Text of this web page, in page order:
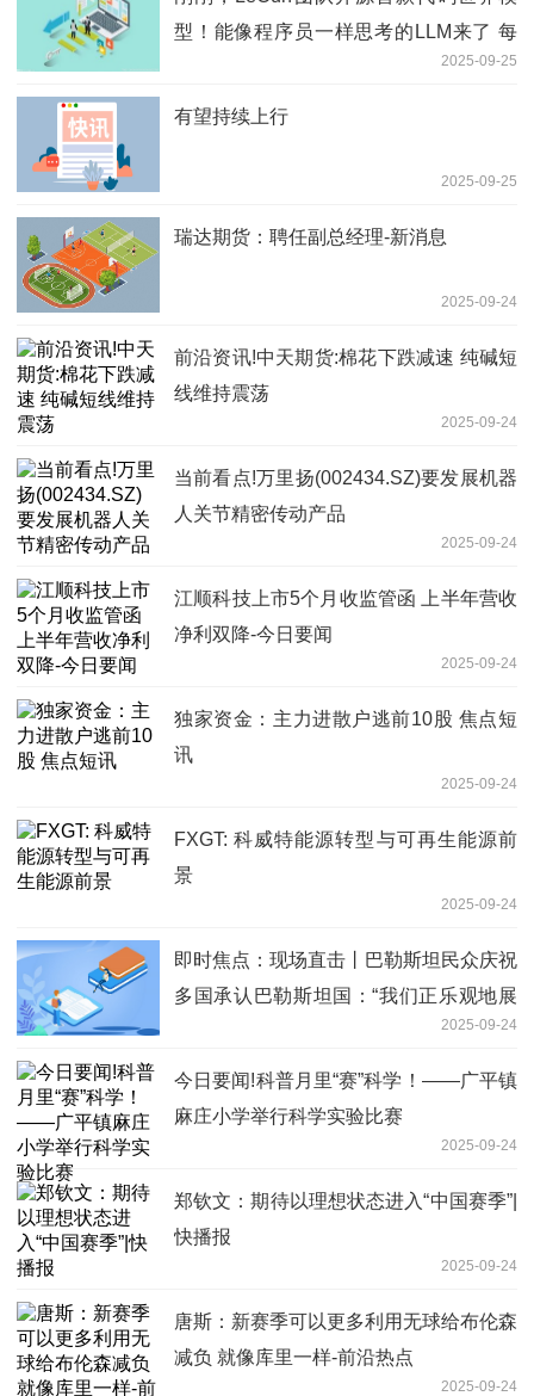
型！能像程序员一样思考的LLM来了 每
2025-09-25
有望持续上行
2025-09-25
瑞达期货：聘任副总经理-新消息
2025-09-24
前沿资讯!中天期货:棉花下跌减速 纯碱短
线维持震荡
2025-09-24
当前看点!万里扬(002434.SZ)要发展机器
人关节精密传动产品
2025-09-24
江顺科技上市5个月收监管函 上半年营收
净利双降-今日要闻
2025-09-24
独家资金：主力进散户逃前10股 焦点短
讯
2025-09-24
FXGT: 科威特能源转型与可再生能源前
景
2025-09-24
即时焦点：现场直击丨巴勒斯坦民众庆祝
多国承认巴勒斯坦国：“我们正乐观地展
2025-09-24
今日要闻!科普月里“赛”科学！——广平镇
麻庄小学举行科学实验比赛
2025-09-24
郑钦文：期待以理想状态进入“中国赛季”|
快播报
2025-09-24
唐斯：新赛季可以更多利用无球给布伦森
减负 就像库里一样-前沿热点
2025-09-24